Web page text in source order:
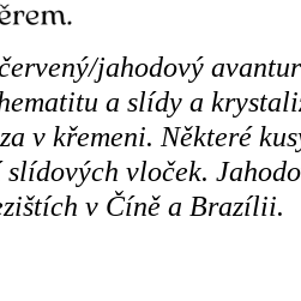
jahodový
a slídy a
v křemeni. Některé
vloček.
v Číně a Brazílii.